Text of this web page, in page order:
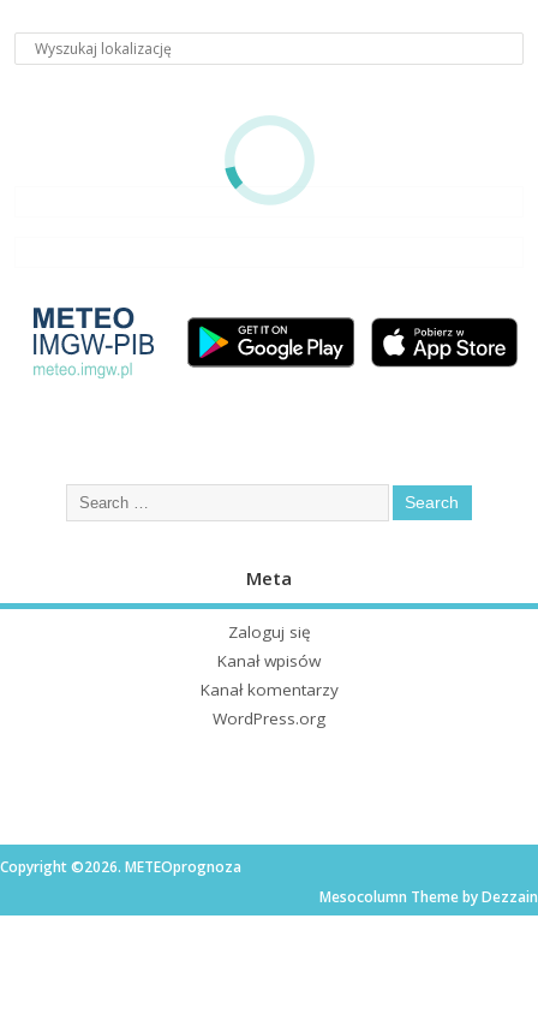
Meta
Zaloguj się
Kanał wpisów
Kanał komentarzy
WordPress.org
Copyright ©2026. METEOprognoza
Mesocolumn Theme by Dezzain